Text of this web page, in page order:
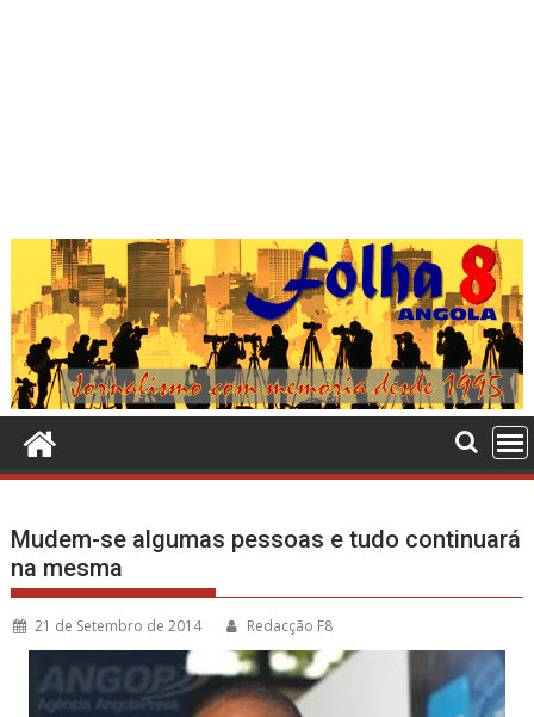
Mudem-se algumas pessoas e tudo continuará
na mesma
21 de Setembro de 2014 Redacção F8